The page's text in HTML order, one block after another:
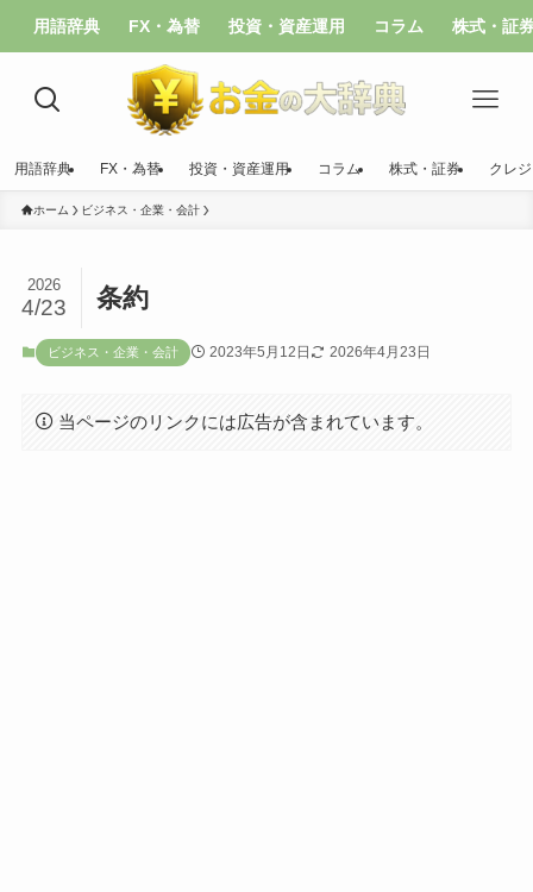
用語辞典 FX・為替 投資・資産運用 コラム 株式・証
用語辞典 FX・為替 投資・資産運用 コラム 株式・証券 クレ
ホーム ビジネス・企業・会計
条約
2026
4/23
ビジネス・企業・会計 2023年5月12日 2026年4月23日
当ページのリンクには広告が含まれています。